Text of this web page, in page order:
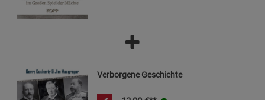
Verborgene Geschichte